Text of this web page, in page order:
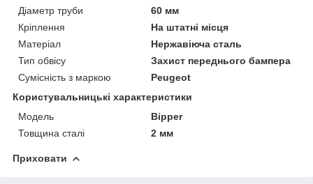
Діаметр труби
60 мм
Кріплення
На штатні місця
Матеріал
Нержавіюча сталь
Тип обвісу
Захист переднього бампера
Сумісність з маркою
Peugeot
Користувальницькі характеристики
Модель
Bipper
Товщина сталі
2 мм
Приховати